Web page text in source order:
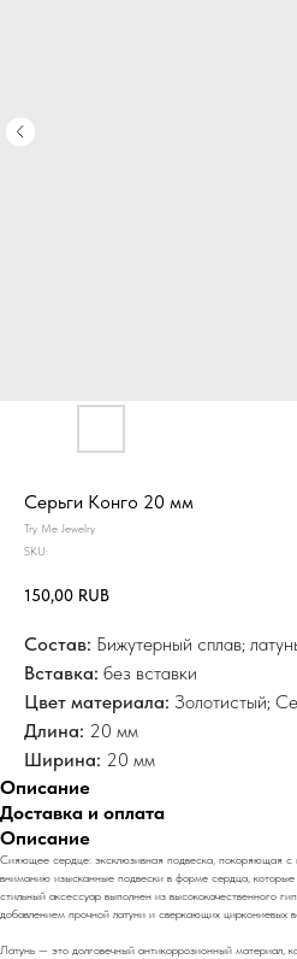
Серьги Конго 20 мм
Try Me Jewelry
SKU:
150,00 RUB
Состав: Бижутерный сплав;
Вставка: без вставки
Цвет материала: Золотистый;
Длина: 20 мм
Ширина: 20 мм
Описание
Доставка и оплата
Описание
Сияющее сердце: эксклюзивная подвеска, покоряющая с
вниманию изысканные подвески в форме сердца,
стильный аксессуар выполнен из высококачественного
добавлением прочной латуни и сверкающих циркониевых
Латунь — это долговечный антикоррозионный материал,